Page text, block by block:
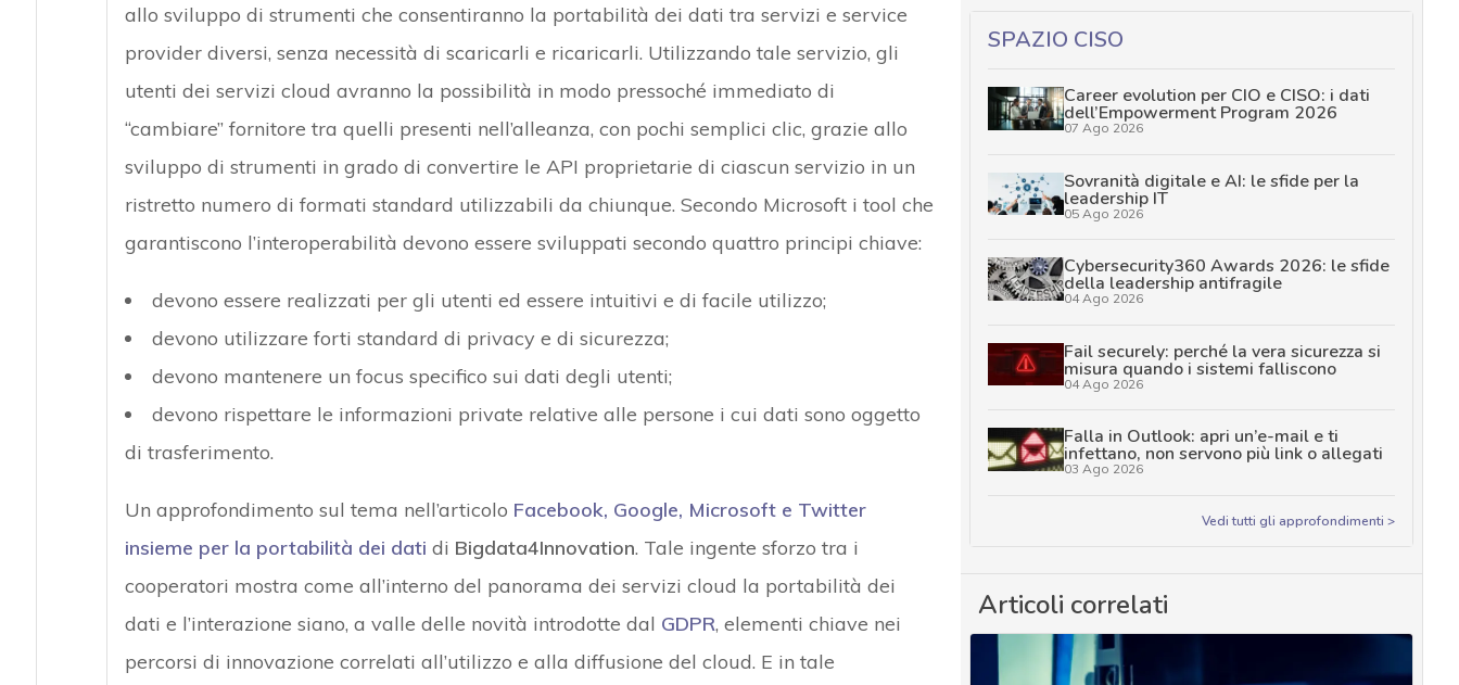
allo sviluppo di strumenti che consentiranno la portabilità dei dati tra servizi e service
provider diversi, senza necessità di scaricarli e ricaricarli. Utilizzando tale servizio, gli
utenti dei servizi cloud avranno la possibilità in modo pressoché immediato di
“cambiare” fornitore tra quelli presenti nell’alleanza, con pochi semplici clic, grazie allo
sviluppo di strumenti in grado di convertire le API proprietarie di ciascun servizio in un
ristretto numero di formati standard utilizzabili da chiunque. Secondo Microsoft i tool che
garantiscono l’interoperabilità devono essere sviluppati secondo quattro principi chiave:
devono essere realizzati per gli utenti ed essere intuitivi e di facile utilizzo;
devono utilizzare forti standard di privacy e di sicurezza;
devono mantenere un focus specifico sui dati degli utenti;
devono rispettare le informazioni private relative alle persone i cui dati sono oggetto
di trasferimento.
Un approfondimento sul tema nell’articolo Facebook, Google, Microsoft e Twitter
insieme per la portabilità dei dati di Bigdata4Innovation. Tale ingente sforzo tra i
cooperatori mostra come all’interno del panorama dei servizi cloud la portabilità dei
dati e l’interazione siano, a valle delle novità introdotte dal GDPR, elementi chiave nei
percorsi di innovazione correlati all’utilizzo e alla diffusione del cloud. E in tale
SPAZIO CISO
Career evolution per CIO e CISO: i dati
dell’Empowerment Program 2026
07 Ago 2026
Sovranità digitale e AI: le sfide per la
leadership IT
05 Ago 2026
Cybersecurity360 Awards 2026: le sfide
della leadership antifragile
04 Ago 2026
Fail securely: perché la vera sicurezza si
misura quando i sistemi falliscono
04 Ago 2026
Falla in Outlook: apri un’e-mail e ti
infettano, non servono più link o allegati
03 Ago 2026
Vedi tutti gli approfondimenti >
Articoli correlati